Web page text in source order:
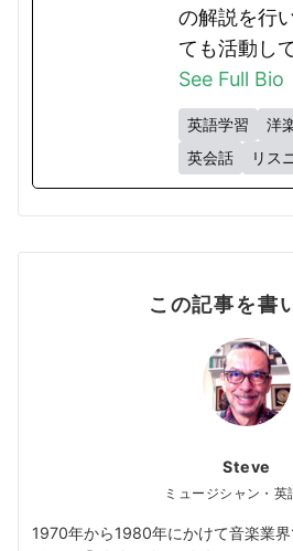
の解説を行
ても活動し
See Full Bio
英語学習 洋
英会話
リス
この記事を書
Steve
ミュージシャン・英
1970年から1980年にかけて音楽業